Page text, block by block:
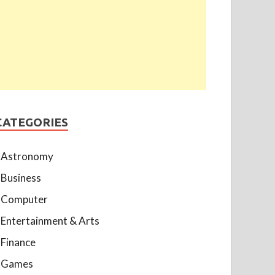
Astronomy
Business
Computer
Entertainment & Arts
Finance
Games